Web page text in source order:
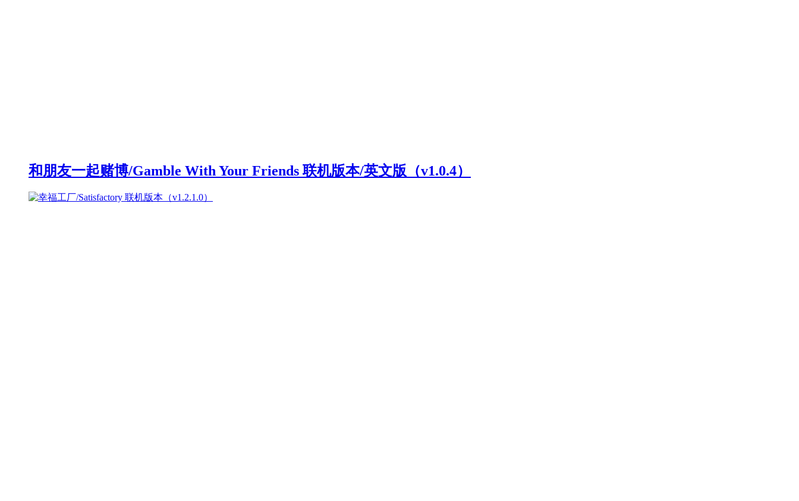
和朋友一起赌博/Gamble With Your Friends 联机版本/英文版（v1.0.4）